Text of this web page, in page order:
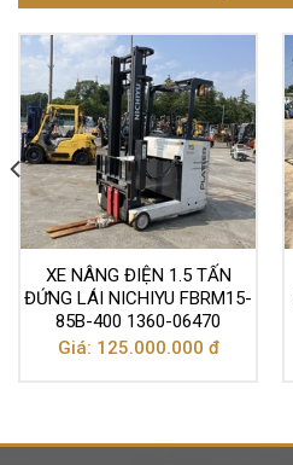
XE NÂNG ĐIỆN 1.5 TẤN
ĐỨNG LÁI NICHIYU FBRM15-
85B-400 1360-06470
Giá: 125.000.000 đ